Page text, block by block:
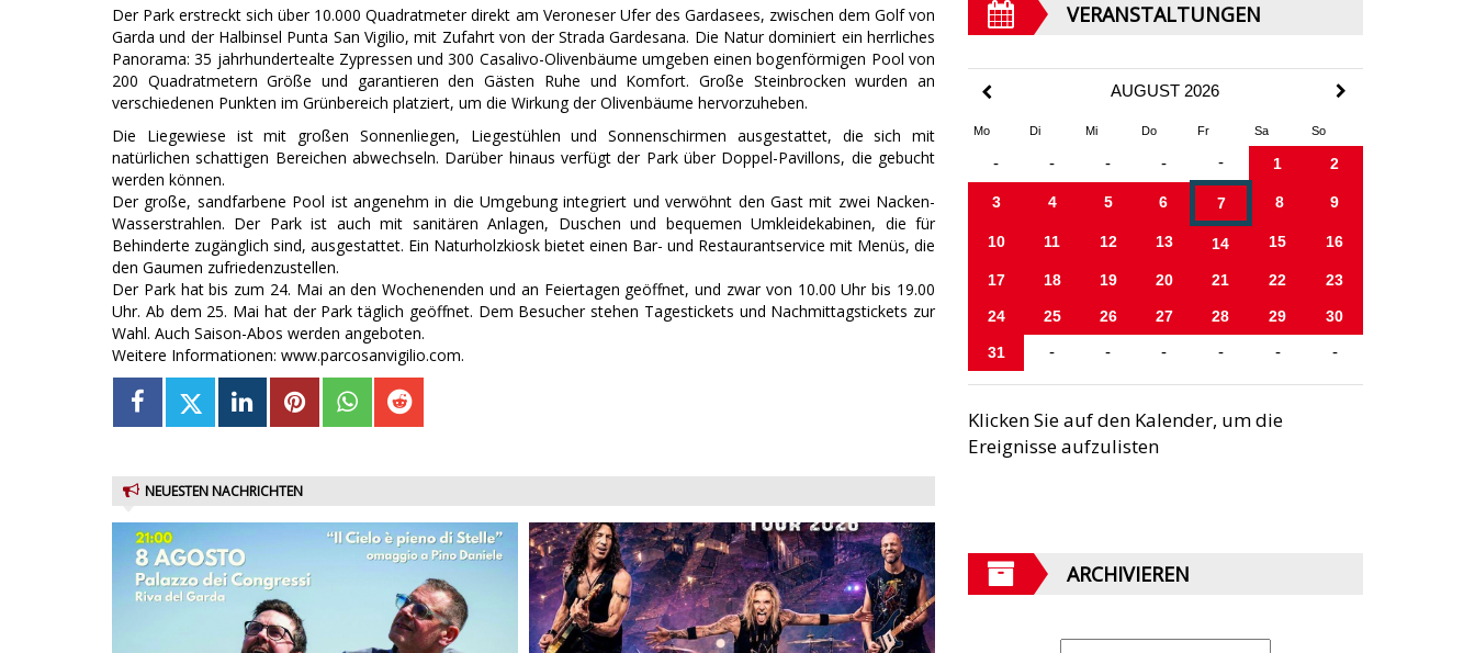
Der Park erstreckt sich über 10.000 Quadratmeter direkt am Veroneser Ufer des Gardasees, zwischen dem Golf von
Garda und der Halbinsel Punta San Vigilio, mit Zufahrt von der Strada Gardesana. Die Natur dominiert ein herrliches
Panorama: 35 jahrhundertealte Zypressen und 300 Casalivo-Olivenbäume umgeben einen bogenförmigen Pool von
200 Quadratmetern Größe und garantieren den Gästen Ruhe und Komfort. Große Steinbrocken wurden an
verschiedenen Punkten im Grünbereich platziert, um die Wirkung der Olivenbäume hervorzuheben.
Die Liegewiese ist mit großen Sonnenliegen, Liegestühlen und Sonnenschirmen ausgestattet, die sich mit
natürlichen schattigen Bereichen abwechseln. Darüber hinaus verfügt der Park über Doppel-Pavillons, die gebucht
werden können.
Der große, sandfarbene Pool ist angenehm in die Umgebung integriert und verwöhnt den Gast mit zwei Nacken-
Wasserstrahlen. Der Park ist auch mit sanitären Anlagen, Duschen und bequemen Umkleidekabinen, die für
Behinderte zugänglich sind, ausgestattet. Ein Naturholzkiosk bietet einen Bar- und Restaurantservice mit Menüs, die
den Gaumen zufriedenzustellen.
Der Park hat bis zum 24. Mai an den Wochenenden und an Feiertagen geöffnet, und zwar von 10.00 Uhr bis 19.00
Uhr. Ab dem 25. Mai hat der Park täglich geöffnet. Dem Besucher stehen Tagestickets und Nachmittagstickets zur
Wahl. Auch Saison-Abos werden angeboten.
Weitere Informationen: www.parcosanvigilio.com.
NEUESTEN NACHRICHTEN
VERANSTALTUNGEN
AUGUST 2026
Mo Di Mi Do Fr Sa So
- - - - - 1 2
3 4 5 6 7 8 9
10 11 12 13 14 15 16
17 18 19 20 21 22 23
24 25 26 27 28 29 30
31 - - - - - -
Klicken Sie auf den Kalender, um die
Ereignisse aufzulisten
ARCHIVIEREN